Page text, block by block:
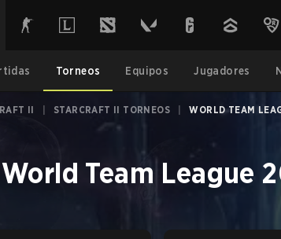
Torneos Equipos Jugadores
II STARCRAFT II TORNEOS WORLD TEAM
World Team League